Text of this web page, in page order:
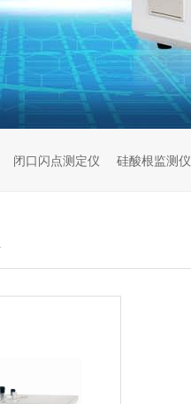
闭口闪点测定仪 硅酸根监测仪